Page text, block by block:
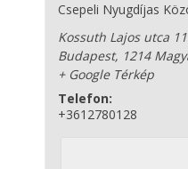
Csepeli Nyugdíjas
Kossuth Lajos utca
Budapest, 1214
+ Google Térkép
Telefon:
+3612780128